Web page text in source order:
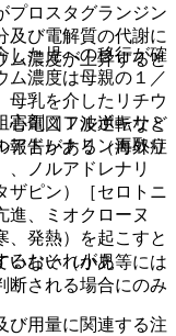
した児への移行が確
ム濃度は母親の１／
母乳を介したリチウ
心電図Ｔ波逆転など
報告がある（海外症
いない（小児等には
断される場合にのみ
プロスタグランジン
及び電解質の代謝に
ム濃度が上昇すると
剤（フルボキサミ
アドレナリン再取り
、ノルアドレナリ
ザピン）［セロトニ
進、ミオクローヌ
、発熱）を起こすと
るおそれがあ
用量に関連する注